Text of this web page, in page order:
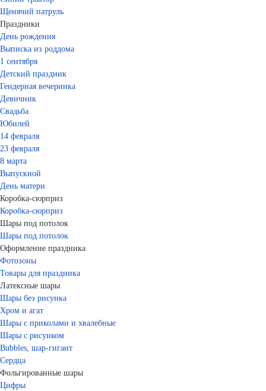
Щенячий патруль
Праздники
День рождения
Выписка из роддома
1 сентября
Детский праздник
Гендерная вечеринка
Девичник
Свадьба
Юбилей
14 февраля
23 февраля
8 марта
Выпускной
День матери
Коробка-сюрприз
Коробка-сюрприз
Шары под потолок
Шары под потолок
Оформление праздника
Фотозоны
Товары для праздника
Латексные шары
Шары без рисунка
Хром и агат
Шары с приколами и хвалебные
Шары с рисунком
Bubbles, шар-гигант
Сердца
Фольгированные шары
Цифры